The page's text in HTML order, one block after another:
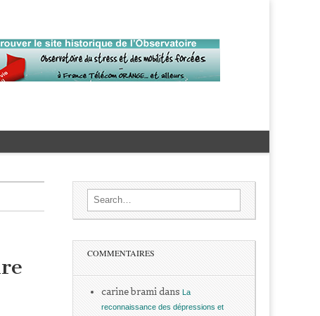
Search for:
COMMENTAIRES
carine bramidans La
reconnaissance des dépressions et